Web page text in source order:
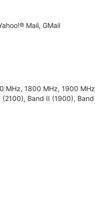
Mail, GMail
1800 MHz, 1900
Band II (1900),